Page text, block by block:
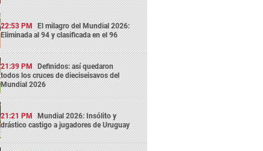
22:53 PM El milagro del Mundial 2026:
Eliminada al 94 y clasificada en el 96
21:39 PM Definidos: así quedaron
todos los cruces de dieciseisavos del
Mundial 2026
21:21 PM Mundial 2026: Insólito y
drástico castigo a jugadores de Uruguay